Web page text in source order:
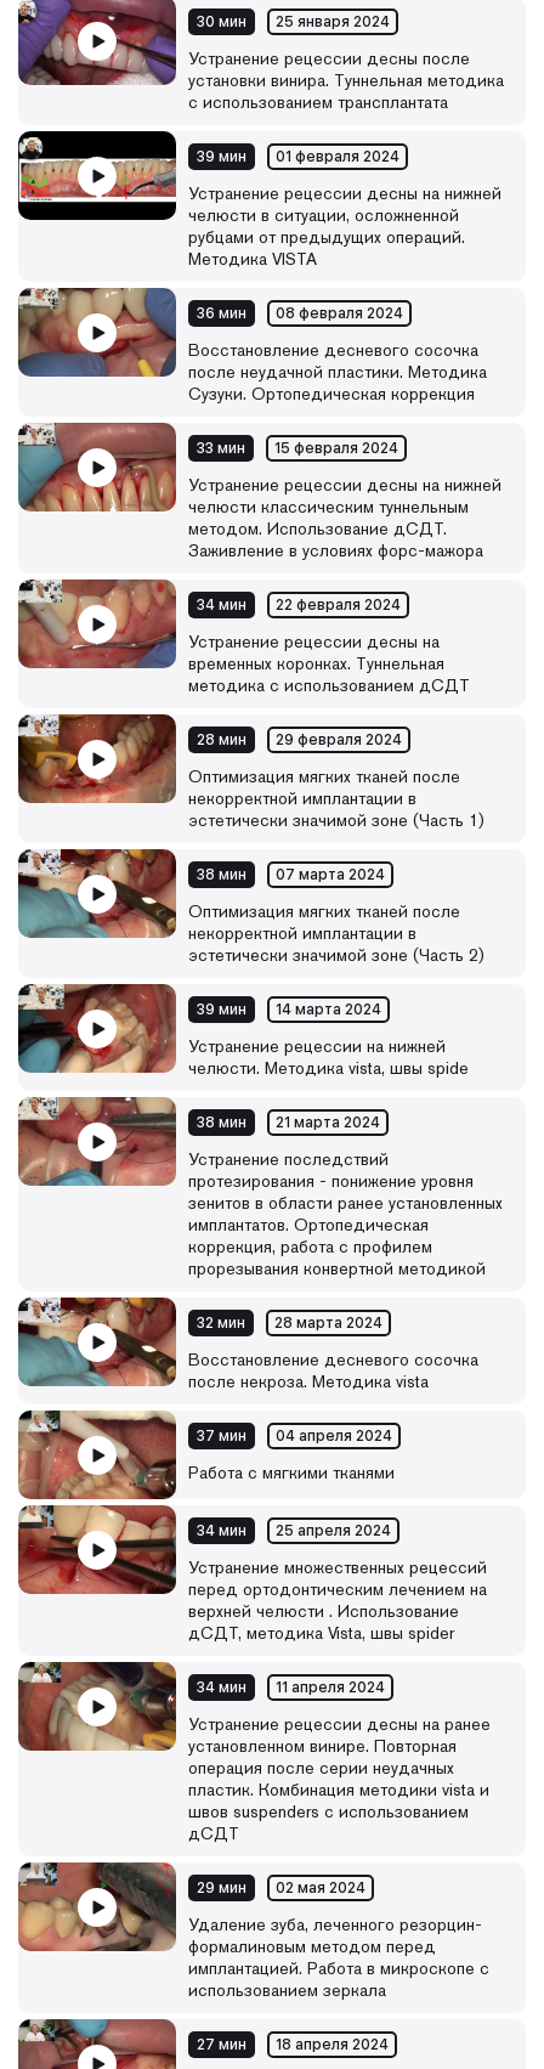
30 мин 25 января 2024
Устранение рецессии десны после
установки винира. Туннельная методика
с использованием трансплантата
39 мин 01 февраля 2024
Устранение рецессии десны на нижней
челюсти в ситуации, осложненной
рубцами от предыдущих операций.
Методика VISTA
36 мин 08 февраля 2024
Восстановление десневого сосочка
после неудачной пластики. Методика
Сузуки. Ортопедическая коррекция
33 мин 15 февраля 2024
Устранение рецессии десны на нижней
челюсти классическим туннельным
методом. Использование дСДТ.
Заживление в условиях форс-мажора
34 мин 22 февраля 2024
Устранение рецессии десны на
временных коронках. Туннельная
методика с использованием дСДТ
28 мин 29 февраля 2024
Оптимизация мягких тканей после
некорректной имплантации в
эстетически значимой зоне (Часть 1)
38 мин 07 марта 2024
Оптимизация мягких тканей после
некорректной имплантации в
эстетически значимой зоне (Часть 2)
39 мин 14 марта 2024
Устранение рецессии на нижней
челюсти. Методика vista, швы spide
38 мин 21 марта 2024
Устранение последствий
протезирования - понижение уровня
зенитов в области ранее установленных
имплантатов. Ортопедическая
коррекция, работа с профилем
прорезывания конвертной методикой
32 мин 28 марта 2024
Восстановление десневого сосочка
после некроза. Методика vista
37 мин 04 апреля 2024
Работа с мягкими тканями
34 мин 25 апреля 2024
Устранение множественных рецессий
перед ортодонтическим лечением на
верхней челюсти . Использование
дСДТ, методика Vista, швы spider
34 мин 11 апреля 2024
Устранение рецессии десны на ранее
установленном винире. Повторная
операция после серии неудачных
пластик. Комбинация методики vista и
швов suspenders с использованием
дСДТ
29 мин 02 мая 2024
Удаление зуба, леченного резорцин-
формалиновым методом перед
имплантацией. Работа в микроскопе с
использованием зеркала
27 мин 18 апреля 2024